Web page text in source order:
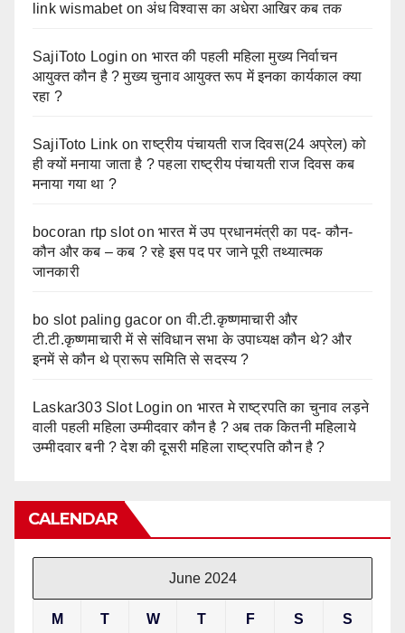
link wismabetonअंध विश्वास का अधेरा आखिर कब तक
SajiToto Login on भारत की पहली महिला मुख्य निर्वाचन
आयुक्त कौन है ? मुख्य चुनाव आयुक्त रूप में इनका कार्यकाल क्या
रहा ?
SajiToto Link onराष्ट्रीय पंचायती राज दिवस(24 अप्रेल) को
ही क्यों मनाया जाता है ? पहला राष्ट्रीय पंचायती राज दिवस कब
मनाया गया था ?
bocoran rtp slotonभारत में उप प्रधानमंत्री का पद- कौन-
कौन और कब – कब ? रहे इस पद पर जाने पूरी तथ्यात्मक
जानकारी
bo slot paling gacor onवी.टी.कृष्णमाचारी और
टी.टी.कृष्णमाचारी में से संविधान सभा के उपाध्यक्ष कौन थे? और
इनमें से कौन थे प्रारूप समिति से सदस्य ?
Laskar303 Slot Login on भारत मे राष्ट्रपति का चुनाव लड़ने
वाली पहली महिला उम्मीदवार कौन है ? अब तक कितनी महिलाये
उम्मीदवार बनी ? देश की दूसरी महिला राष्ट्रपति कौन है ?
CALENDAR
June 2024
M T W T F S S